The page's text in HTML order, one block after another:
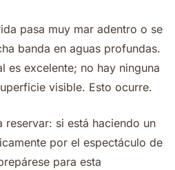
pasa muy mar adentro o se
banda en aguas profundas.
es excelente; no hay ninguna
visible. Esto ocurre.
reservar: si está haciendo un
por el espectáculo de
para esta